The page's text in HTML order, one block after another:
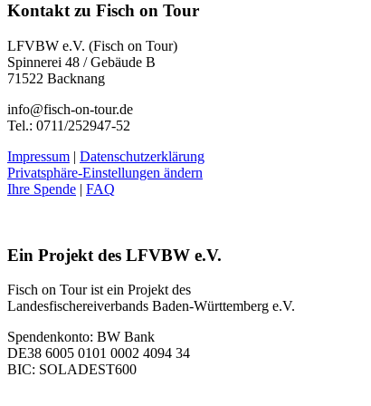
Kontakt zu Fisch on Tour
LFVBW e.V. (Fisch on Tour)
Spinnerei 48 / Gebäude B
71522 Backnang
info@fisch-on-tour.de
Tel.: 0711/252947-52
Impressum | Datenschutzerklärung
Privatsphäre-Einstellungen ändern
Ihre Spende | FAQ
Ein Projekt des LFVBW e.V.
Fisch on Tour ist ein Projekt des
Landesfischereiverbands Baden-Württemberg e.V.
Spendenkonto: BW Bank
DE38 6005 0101 0002 4094 34
BIC: SOLADEST600